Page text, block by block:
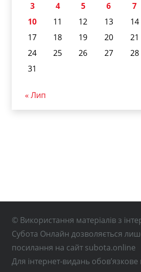
3
4 5 6 7
10
11 12 13 14
17
18 19 20 21
24
25 26 27 28
31
« Лип
© Використання матеріалів з
Субота Онлайн дозволяється
посилання на сайт subota.online
Для інтернет-видань